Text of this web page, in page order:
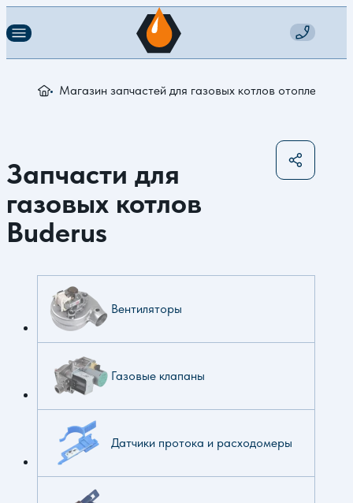
Магазин запчастей для газовых котлов отопления
Запчасти для
газовых котлов
Buderus
Вентиляторы
Газовые клапаны
Датчики протока и расходомеры